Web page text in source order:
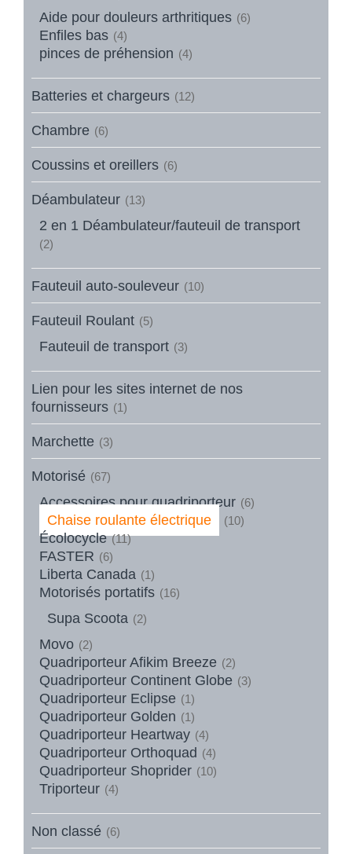
Aide pour douleurs arthritiques (6)
Enfiles bas (4)
pinces de préhension (4)
Batteries et chargeurs (12)
Chambre (6)
Coussins et oreillers (6)
Déambulateur (13)
2 en 1 Déambulateur/fauteuil de transport
(2)
Fauteuil auto-souleveur (10)
Fauteuil Roulant (5)
Fauteuil de transport (3)
Lien pour les sites internet de nos
fournisseurs (1)
Marchette (3)
Motorisé (67)
Accessoires pour quadriporteur (6)
Chaise roulante électrique (10)
Écolocycle (11)
FASTER (6)
Liberta Canada (1)
Motorisés portatifs (16)
Supa Scoota (2)
Movo (2)
Quadriporteur Afikim Breeze (2)
Quadriporteur Continent Globe (3)
Quadriporteur Eclipse (1)
Quadriporteur Golden (1)
Quadriporteur Heartway (4)
Quadriporteur Orthoquad (4)
Quadriporteur Shoprider (10)
Triporteur (4)
Non classé (6)